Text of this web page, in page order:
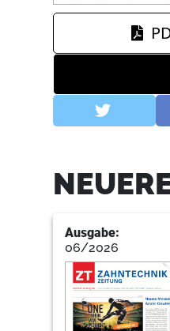
Ausgabe:
06/2026